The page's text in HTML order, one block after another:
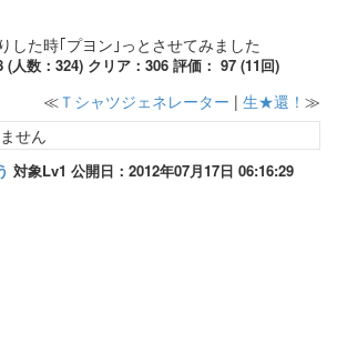
した時｢プヨン｣っとさせてみました
(人数：324) クリア：306 評価： 97 (11回)
≪Ｔシャツジェネレーター | 生★還！ ≫
せん
対象Lv1 公開日：2012年07月17日 06:16:29